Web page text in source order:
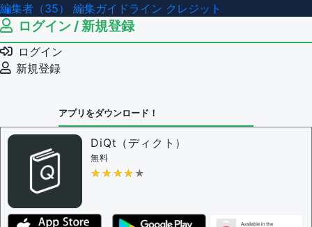
編集者（35） 編集ガイドライン クレジット
ログイン / 新規登録
ログイン
新規登録
アプリをダウンロード！
DiQt（ディクト）
無料
★★★★★
★★★★★